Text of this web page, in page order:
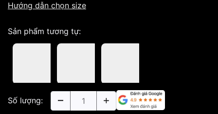
Hướng dẫn chọn size
Sản phẩm tương tự:
Số lượng: